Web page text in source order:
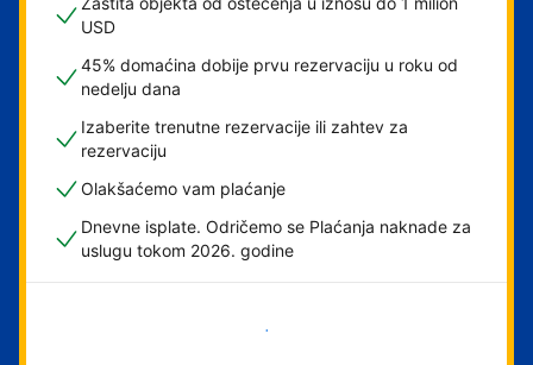
USD
45% domaćina dobije prvu rezervaciju u roku od
nedelju dana
Izaberite trenutne rezervacije ili zahtev za
rezervaciju
Olakšaćemo vam plaćanje
Dnevne isplate. Odričemo se Plaćanja naknade za
uslugu tokom 2026. godine
Počnite odmah